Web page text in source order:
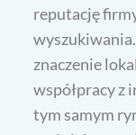
reputację
znaczenie
współpracy z
tym samym